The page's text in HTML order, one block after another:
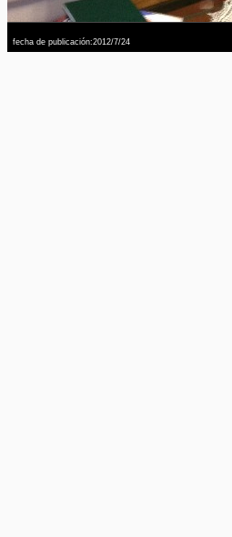
fecha de publicación:2012/7/24